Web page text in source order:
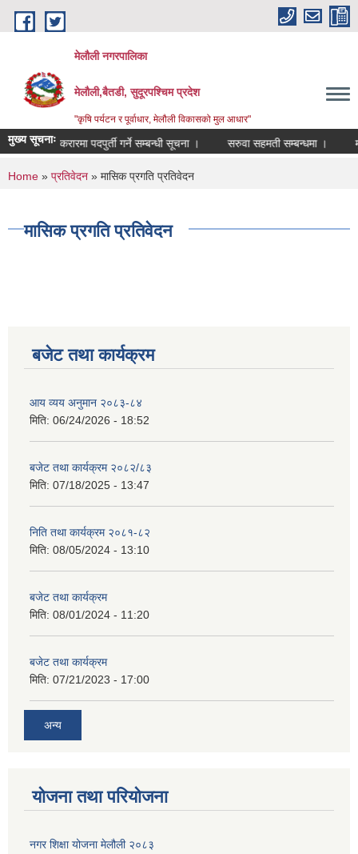
Skip to main content
मेलौली नगरपालिका
मेलौली,बैतडी, सुदूरपश्‍चिम प्रदेश
"कृषि पर्यटन र पूर्वाधार, मेलौली विकासको मुल आधार"
मुख्य सूचनाः
व्यक्ती करारमा पदपुर्ती गर्ने सम्बन्धी सूचना । सरुवा सहमती सम्बन्धमा ।
You are here
Home » प्रतिवेदन » मासिक प्रगति प्रतिवेदन
मासिक प्रगति प्रतिवेदन
बजेट तथा कार्यक्रम
आय व्यय अनुमान २०८३-८४
मिति: 06/24/2026 - 18:52
बजेट तथा कार्यक्रम २०८२/८३
मिति: 07/18/2025 - 13:47
निति तथा कार्यक्रम २०८१-८२
मिति: 08/05/2024 - 13:10
बजेट तथा कार्यक्रम
मिति: 08/01/2024 - 11:20
बजेट तथा कार्यक्रम
मिति: 07/21/2023 - 17:00
अन्य
योजना तथा परियोजना
नगर शिक्षा योजना मेलौली २०८३